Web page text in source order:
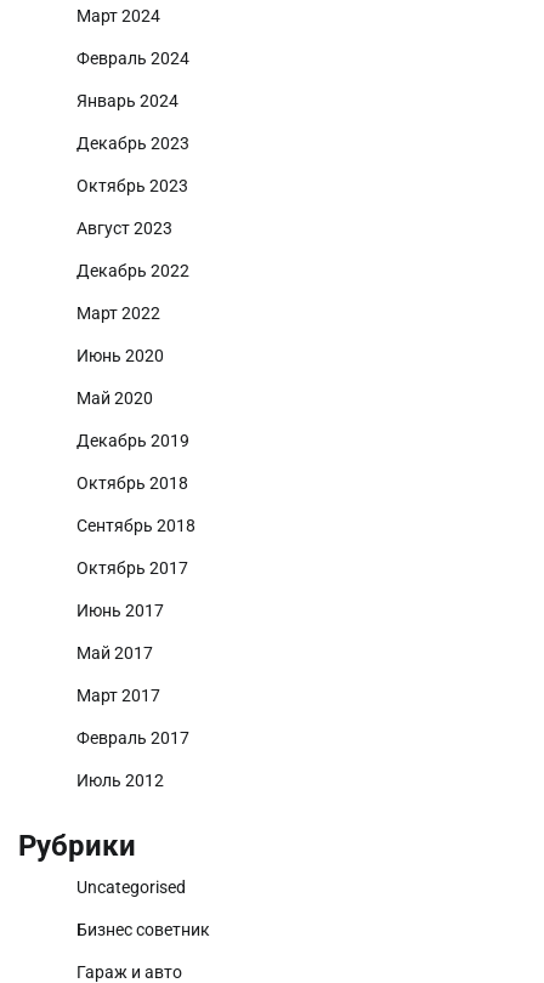
Март 2024
Февраль 2024
Январь 2024
Декабрь 2023
Октябрь 2023
Август 2023
Декабрь 2022
Март 2022
Июнь 2020
Май 2020
Декабрь 2019
Октябрь 2018
Сентябрь 2018
Октябрь 2017
Июнь 2017
Май 2017
Март 2017
Февраль 2017
Июль 2012
Рубрики
Uncategorised
Бизнес советник
Гараж и авто